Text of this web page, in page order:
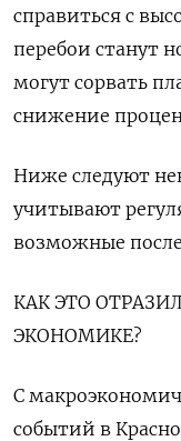
справиться с
перебои станут
могут сорвать
снижение
Ниже следуют
учитывают
возможные
КАК ЭТО
ЭКОНОМИКЕ?
С
событий в